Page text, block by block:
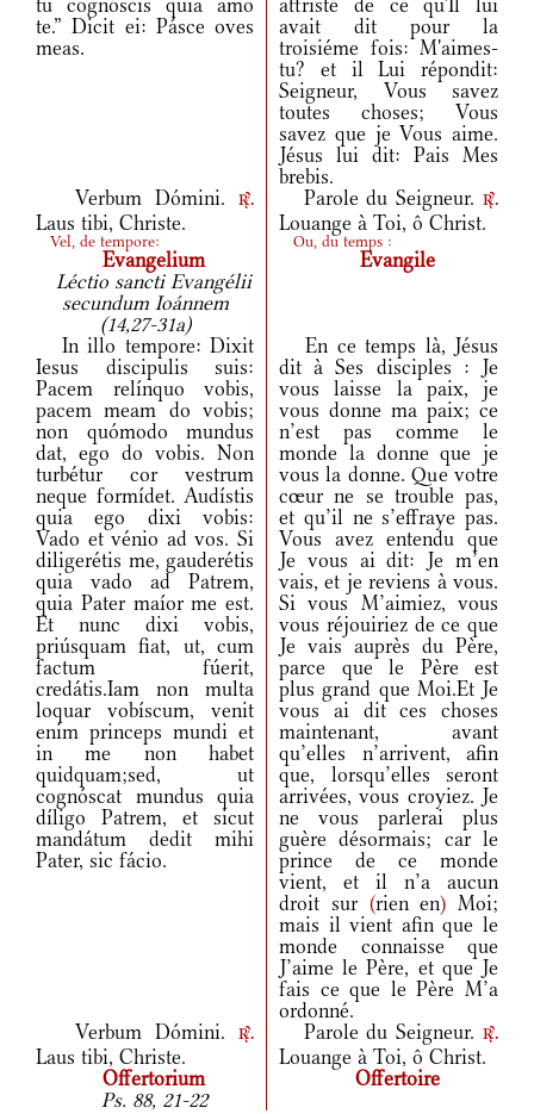
tu cognóscis quia amo
te.” Dicit ei: Pásce oves
meas.
attristé de ce qu'Il lui
avait dit pour la
troisiéme fois: M'aimes-
tu? et il Lui répondit:
Seigneur, Vous savez
toutes choses; Vous
savez que je Vous aime.
Jésus lui dit: Pais Mes
brebis.
Verbum Dómini.
r.
Laus tibi, Christe.
Parole du Seigneur. r.
Louange à Toi, ô Christ.
Vel, de tempore: Ou, du temps :
Evangelium
Evangile
Léctio sancti Evangélii
secundum Ioánnem
(14,27-31a)
In illo tempore: Dixit
Iesus discipulis suis:
Pacem relínquo vobis,
pacem meam do vobis;
non quómodo mundus
dat, ego do vobis. Non
turbétur cor vestrum
neque formídet. Audístis
quia ego dixi vobis:
Vado et vénio ad vos. Si
diligerétis me, gauderétis
quia vado ad Patrem,
quia Pater maíor me est.
Et nunc dixi vobis,
priúsquam fiat, ut, cum
factum fúerit,
credátis.Iam non multa
loquar vobíscum, venit
enim princeps mundi et
in me non habet
quidquam;sed, ut
cognóscat mundus quia
díligo Patrem, et sicut
mandátum dedit mihi
Pater, sic fácio.
En ce temps là, Jésus
dit à Ses disciples : Je
vous laisse la paix, je
vous donne ma paix; ce
n’est pas comme le
monde la donne que je
vous la donne. Que votre
cœur ne se trouble pas,
et qu’il ne s’effraye pas.
Vous avez entendu que
Je vous ai dit: Je m’en
vais, et je reviens à vous.
Si vous M’aimiez, vous
vous réjouiriez de ce que
Je vais auprès du Père,
parce que le Père est
plus grand que Moi.Et Je
vous ai dit ces choses
maintenant, avant
qu’elles n’arrivent, afin
que, lorsqu’elles seront
arrivées, vous croyiez. Je
ne vous parlerai plus
guère désormais; car le
prince de ce monde
vient, et il n’a aucun
droit sur (rien en) Moi;
mais il vient afin que le
monde connaisse que
J’aime le Père, et que Je
fais ce que le Père M’a
ordonné.
Verbum Dómini.
r.
Laus tibi, Christe.
Parole du Seigneur. r.
Louange à Toi, ô Christ.
Offertorium
Offertoire
Ps. 88, 21-22